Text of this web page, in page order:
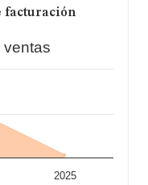
de 3 millones de
en cuenta la
de datos de
cuyas ventas en
empleados de
en la
y productos
y
cafeteria,
el ranking de
facturación
ventas
2025